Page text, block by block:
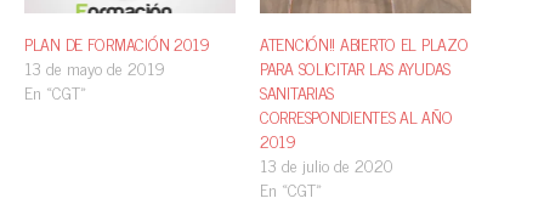
PLAN DE FORMACIÓN 2019
13 de mayo de 2019
En «CGT»
ATENCIÓN!! ABIERTO EL PLAZO
PARA SOLICITAR LAS AYUDAS
SANITARIAS
CORRESPONDIENTES AL AÑO
2019
13 de julio de 2020
En «CGT»